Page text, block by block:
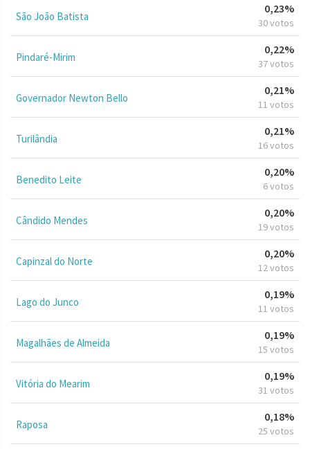
São João Batista
0,23%
30 votos
Pindaré-Mirim
0,22%
37 votos
Governador Newton Bello
0,21%
11 votos
Turilândia
0,21%
16 votos
Benedito Leite
0,20%
6 votos
Cândido Mendes
0,20%
19 votos
Capinzal do Norte
0,20%
12 votos
Lago do Junco
0,19%
11 votos
Magalhães de Almeida
0,19%
15 votos
Vitória do Mearim
0,19%
31 votos
Raposa
0,18%
25 votos